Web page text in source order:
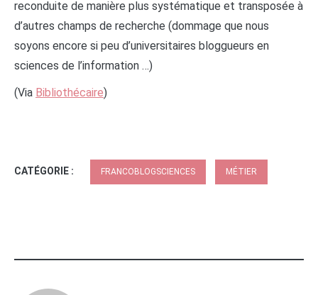
reconduite de manière plus systématique et transposée à
d’autres champs de recherche (dommage que nous
soyons encore si peu d’universitaires bloggueurs en
sciences de l’information …)
(Via Bibliothécaire)
CATÉGORIE : FRANCOBLOGSCIENCES MÉTIER